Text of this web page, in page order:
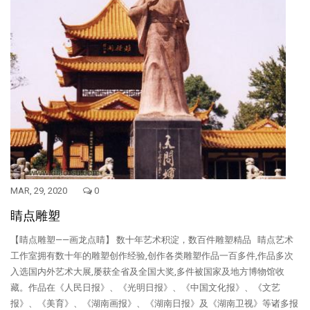
MAR, 29, 2020 0
睛点雕塑
【睛点雕塑——画龙点睛】 数十年艺术积淀，数百件雕塑精品 睛点艺术
工作室拥有数十年的雕塑创作经验,创作各类雕塑作品一百多件,作品多次
入选国内外艺术大展,屡获全省及全国大奖,多件被国家及地方博物馆收
藏。作品在《人民日报》、《光明日报》、《中国文化报》、《文艺
报》、《美育》、《湖南画报》、《湖南日报》及《湖南卫视》等诸多报